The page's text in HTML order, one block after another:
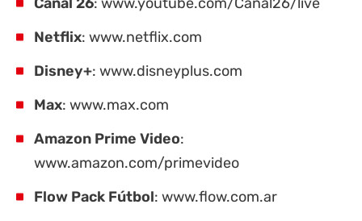
Canal 26: www.youtube.com/Canal26/live
Netflix: www.netflix.com
Disney+: www.disneyplus.com
Max: www.max.com
Amazon Prime Video:
www.amazon.com/primevideo
Flow Pack Fútbol: www.flow.com.ar